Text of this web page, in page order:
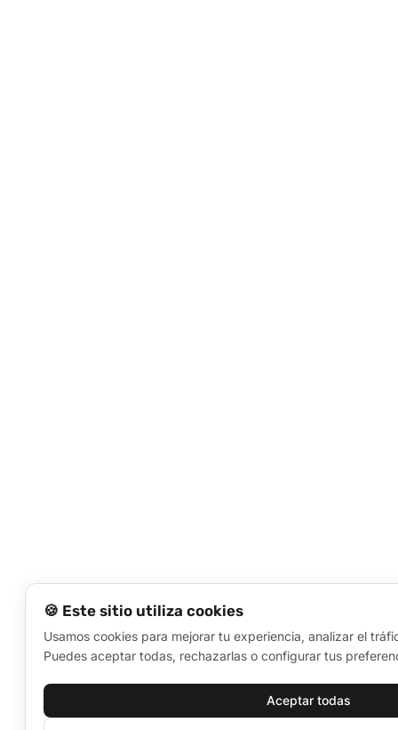
🍪 Este sitio utiliza cookies
Usamos cookies para mejorar tu experiencia, analizar el
Puedes aceptar todas, rechazarlas o configurar tus
Aceptar todas